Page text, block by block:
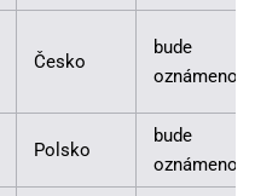
Česko
bude
oznámeno
Polsko
bude
oznámeno